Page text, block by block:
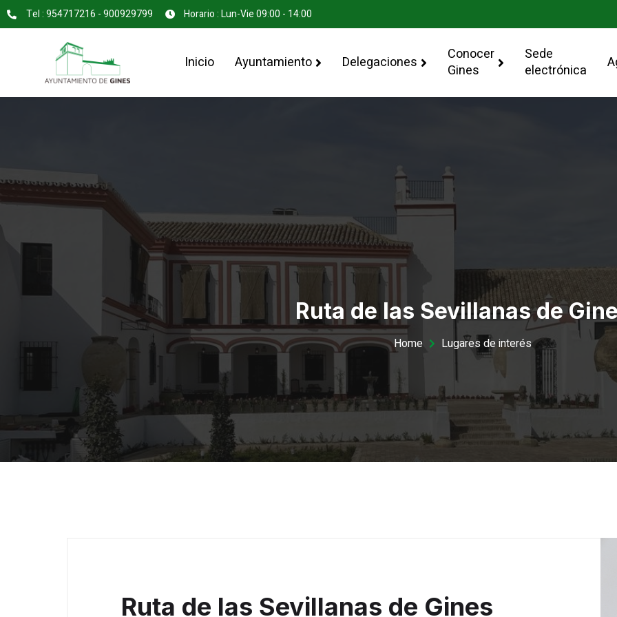
Tel : 954717216 - 900929799 Horario : Lun-Vie 09:00 - 14:00
Inicio Ayuntamiento Delegaciones
Conocer
Gines
Sede
electrónica
Ruta de las Sevillanas de
Home Lugares de interés
Ruta de las Sevillanas de Gines